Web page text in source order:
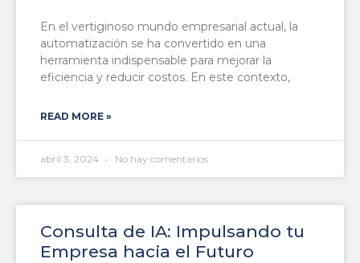
En el vertiginoso mundo empresarial actual, la
automatización se ha convertido en una
herramienta indispensable para mejorar la
eficiencia y reducir costos. En este contexto,
READ MORE »
abril 3, 2024 No hay comentarios
Consulta de IA: Impulsando tu
Empresa hacia el Futuro